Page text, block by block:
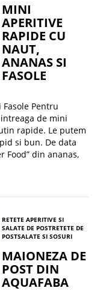
MINI
APERITIVE
RAPIDE CU
NAUT,
ANANAS SI
FASOLE
Pentru
de mini
rapide. Le putem
si bun. De data
Food” din ananas,
RETETE APERITIVE SI
SALATE DE POSTRETETE DE
POSTSALATE SI SOSURI
MAIONEZA DE
POST DIN
AQUAFABA